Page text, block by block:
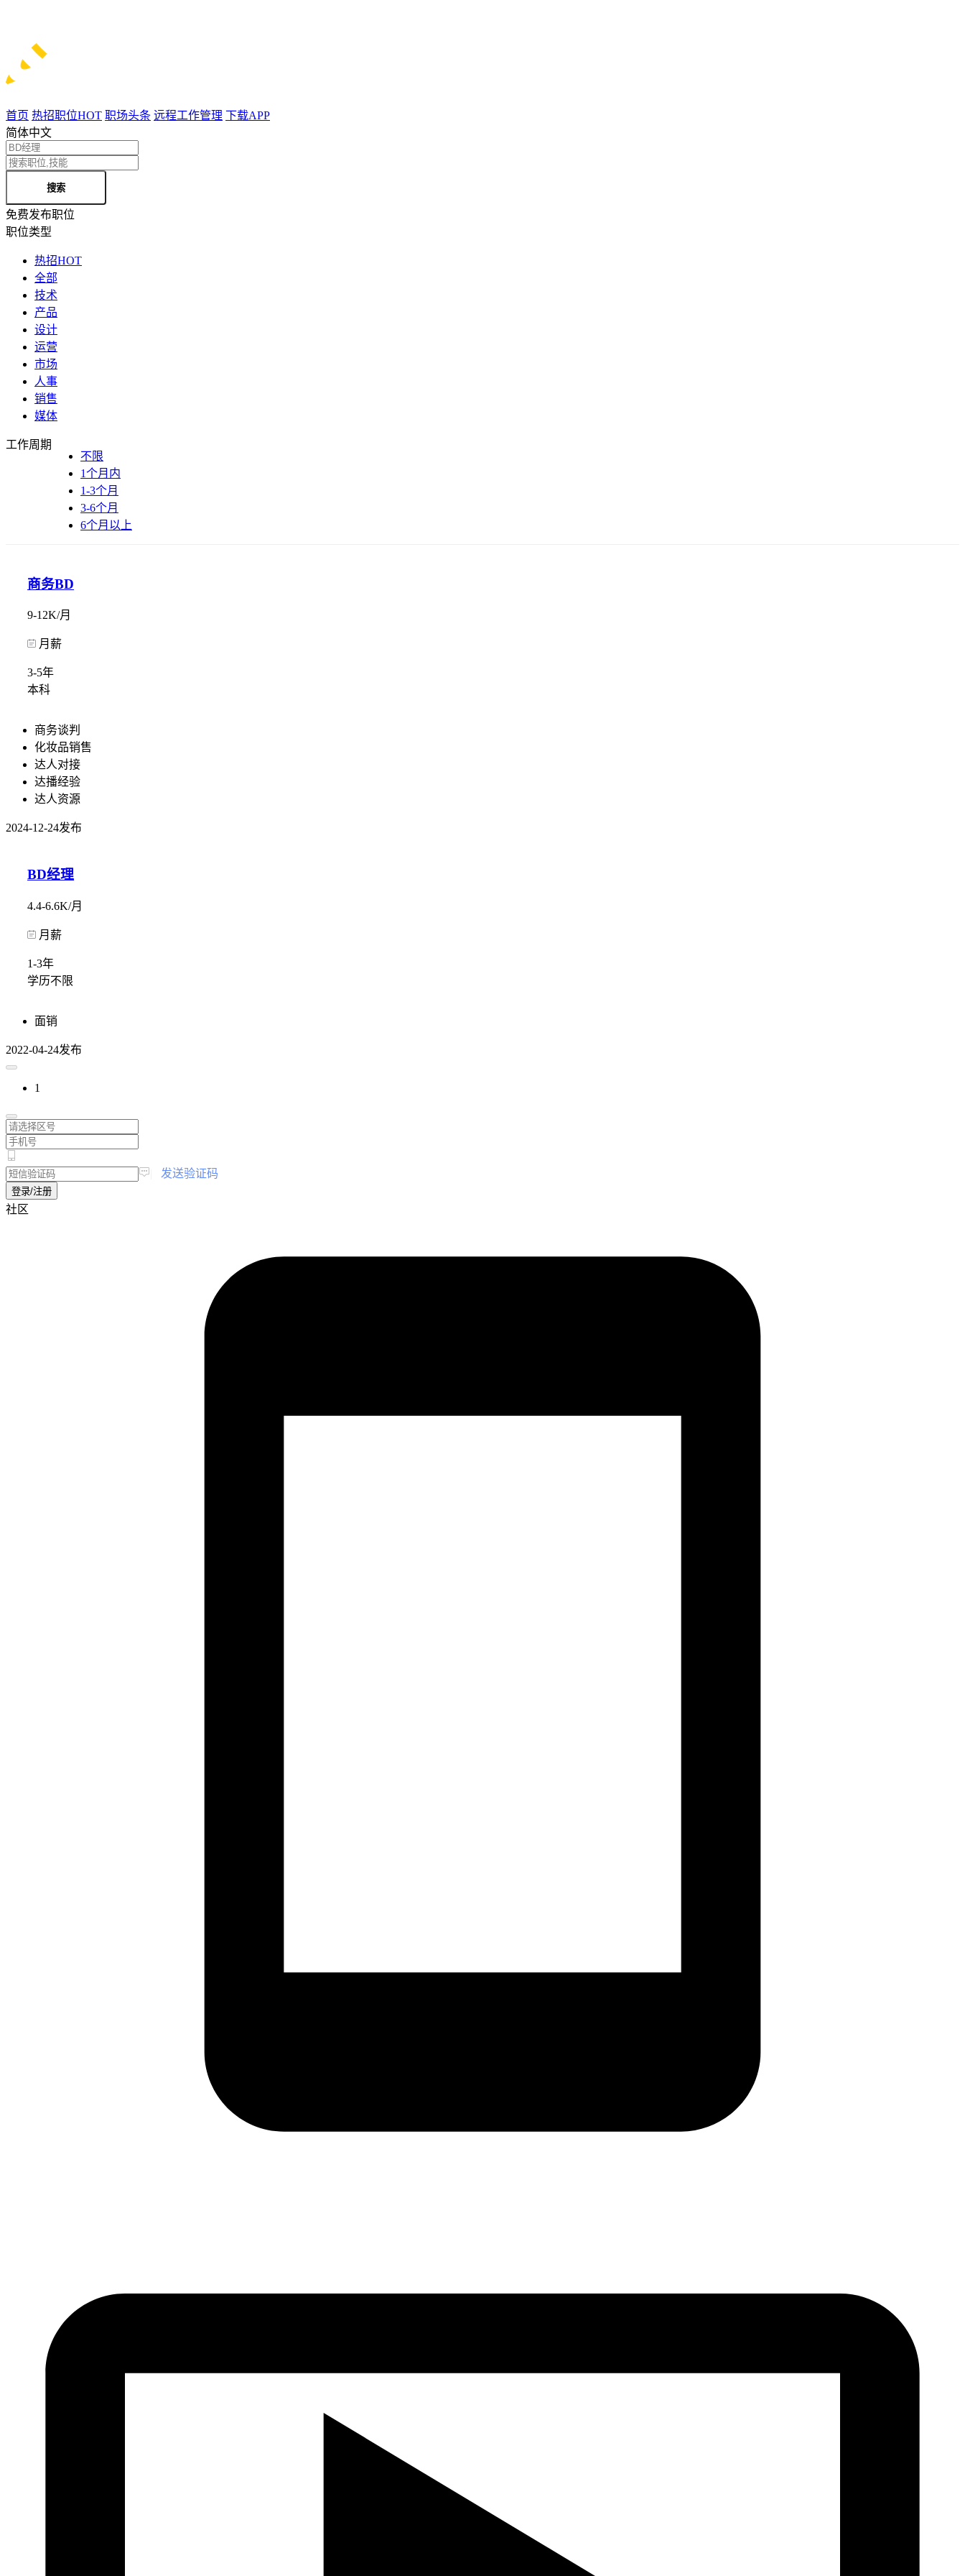
首页 热招职位HOT 职场头条 远程工作管理 下载APP
简体中文
搜索
免费发布职位
职位类型
热招HOT
全部
技术
产品
设计
运营
市场
人事
销售
媒体
工作周期
不限
1个月内
1-3个月
3-6个月
6个月以上
商务BD
9-12K/月
月薪
3-5年
本科
商务谈判
化妆品销售
达人对接
达播经验
达人资源
2024-12-24发布
BD经理
4.4-6.6K/月
月薪
1-3年
学历不限
面销
2022-04-24发布
1
发送验证码
登录/注册
社区